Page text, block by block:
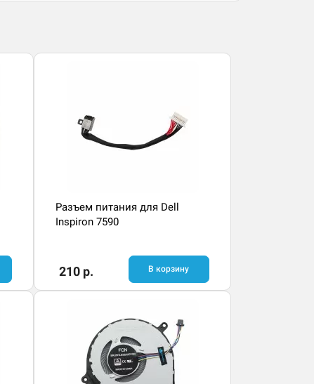
Разъем питания для Dell
Inspiron 7590
210 р. В корзину